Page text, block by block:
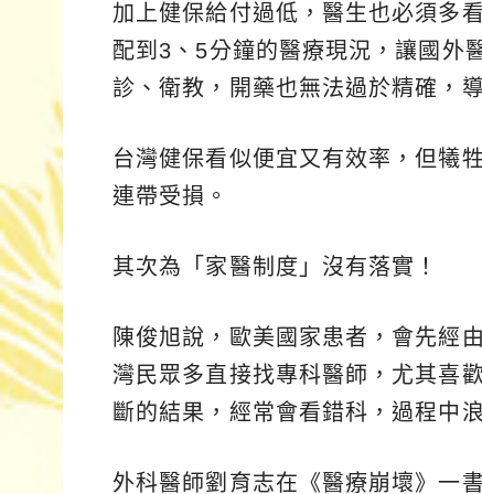
加上健保給付過低，醫生也必須多
配到3、5分鐘的醫療現況，讓國外
診、衛教，開藥也無法過於精確，
台灣健保看似便宜又有效率，但犧
連帶受損。
其次為「家醫制度」沒有落實！
陳俊旭說，歐美國家患者，會先經
灣民眾多直接找專科醫師，尤其喜
斷的結果，經常會看錯科，過程中
外科醫師劉育志在《醫療崩壞》一